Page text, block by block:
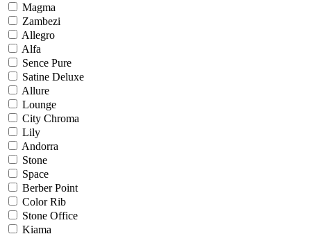
Magma
Zambezi
Allegro
Alfa
Sence Pure
Satine Deluxe
Allure
Lounge
City Chroma
Lily
Andorra
Stone
Space
Berber Point
Color Rib
Stone Office
Kiama